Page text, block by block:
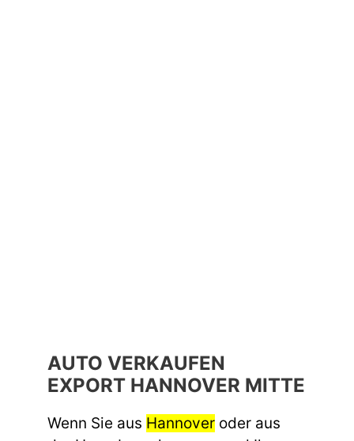
AUTO VERKAUFEN
EXPORT HANNOVER MITTE
Wenn Sie aus Hannover oder aus